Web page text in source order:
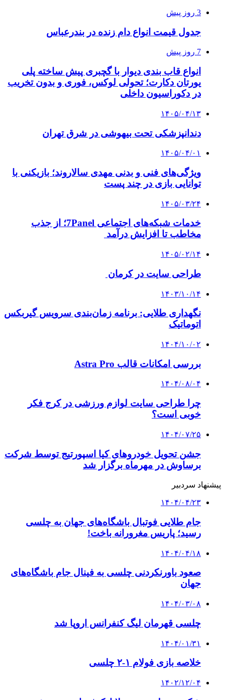
3 روز پیش
جدول قیمت انواع دام زنده در بندرعباس
7 روز پیش
انواع قاب بندی دیوار با گچبری پیش ساخته پلی
یورتان دکارت؛ تحولی لوکس، فوری و بدون تخریب
در دکوراسیون داخلی
۱۴۰۵/۰۴/۱۳
دندانپزشکی تحت بیهوشی در شرق تهران
۱۴۰۵/۰۴/۰۱
ویژگی‌های فنی و بدنی مهدی سالاروند؛ بازیکنی با
توانایی بازی در چند پست
۱۴۰۵/۰۳/۲۴
خدمات شبکه‌های اجتماعی 7Panel؛ از جذب
مخاطب تا افزایش درآمد
۱۴۰۵/۰۲/۱۴
طراحی سایت در کرمان
۱۴۰۳/۱۰/۱۴
نگهداری طلایی: برنامه زمان‌بندی سرویس گیربکس
اتوماتیک
۱۴۰۴/۱۰/۰۲
بررسی امکانات قالب Astra Pro
۱۴۰۴/۰۸/۰۴
چرا طراحی سایت لوازم ورزشی در کرج فکر
خوبی است؟
۱۴۰۴/۰۷/۲۵
جشن تحویل خودروهای کیا اسپورتیج توسط شرکت
برساوش در مهرماه برگزار شد
پیشنهاد سردبیر
۱۴۰۴/۰۴/۲۳
جام طلایی فوتبال باشگاه‌های جهان به چلسی
رسید؛ پاریس مغرورانه باخت!
۱۴۰۴/۰۴/۱۸
صعود باورنکردنی چلسی به فینال جام باشگاه‌های
جهان
۱۴۰۴/۰۳/۰۸
چلسی قهرمان لیگ کنفرانس اروپا شد
۱۴۰۴/۰۱/۳۱
خلاصه بازی فولام ۱-۲ چلسی
۱۴۰۲/۱۲/۰۴